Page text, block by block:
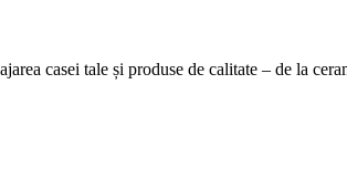
casei tale și produse de calitate – de la